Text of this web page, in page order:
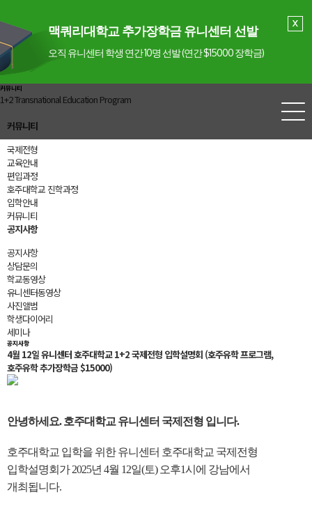
맥쿼리대학교 추가장학금 유니센터 선발
오직 유니센터 학생 연간 10명 선발 (연간 $15000 장학금)
커뮤니티
1+2 Transnational Education Program
커뮤니티
국제전형
교육안내
편입과정
호주대학교 진학과정
입학안내
커뮤니티
공지사항
공지사항
상담문의
학교동영상
유니센터동영상
사진앨범
학생다이어리
세미나
공지사항
4월 12일 유니센터 호주대학교 1+2 국제전형 입학설명회 (호주유학 프로그램,
호주유학 추가장학금 $15000)
안녕하세요. 호주대학교 유니센터 국제전형 입니다.
호주대학교 입학을 위한 유니센터 호주대학교 국제전형
입학설명회가 2025년 4월 12일(토) 오후1시에 강남에서
개최됩니다.